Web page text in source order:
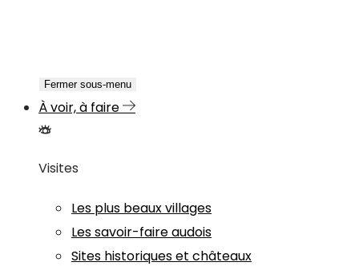
Fermer sous-menu
À voir, à faire
Visites
Les plus beaux villages
Les savoir-faire audois
Sites historiques et châteaux